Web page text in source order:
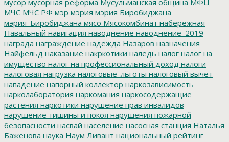
МЧС МЧС РФ мэр мэрия мэрия Биробиджана
мэрия_Биробиджана мясо Мясокомбинат набережная
Навальный навигация наводнение наводнение_2019
награда награждение надежда Назаров назначения
Найфельд наказание накркотики наледь налог налог на
имущество налог на профессиональный доход налоги
налоговая нагрузка налоговые_льготы налоговый вычет
нападение напорный коллектор наркозависимость
нарколаборатория наркомания наркосодержащие
растения наркотики нарушение прав инвалидов
нарушение тишины и покоя нарушения пожарной
безопасности насвай население насосная станция Наталья
Баженова наука Наум Ливант национальный рейтинг